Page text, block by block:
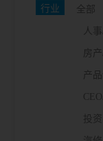
行业 全部
人
房
产
投